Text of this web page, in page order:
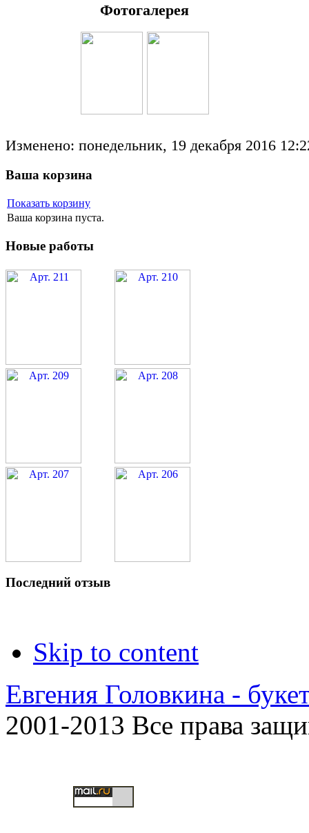
Фотогалерея
Изменено: понедельник, 19 декабря 2016
Ваша корзина
Показать корзину
Ваша корзина пуста.
Новые работы
Последний отзыв
Skip to content
Евгения Головкина -
2001-2013 Все права